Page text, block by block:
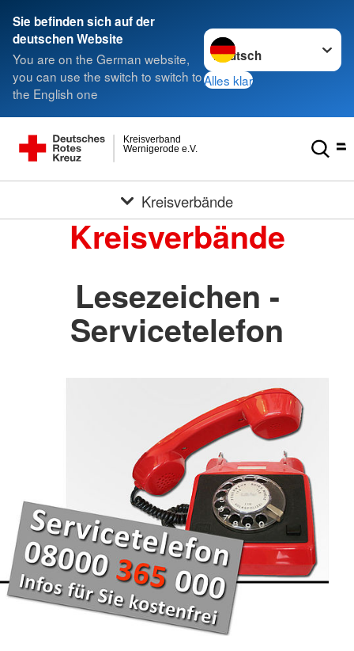
Sie befinden sich auf der
deutschen Website
You are on the German website,
you can use the switch to switch to
the English one
Sprache wechseln zu
Alles klar
Wernigerode e.V.
Kreisverband
Kreisverbände
Kreisverbände
Lesezeichen -
Servicetelefon